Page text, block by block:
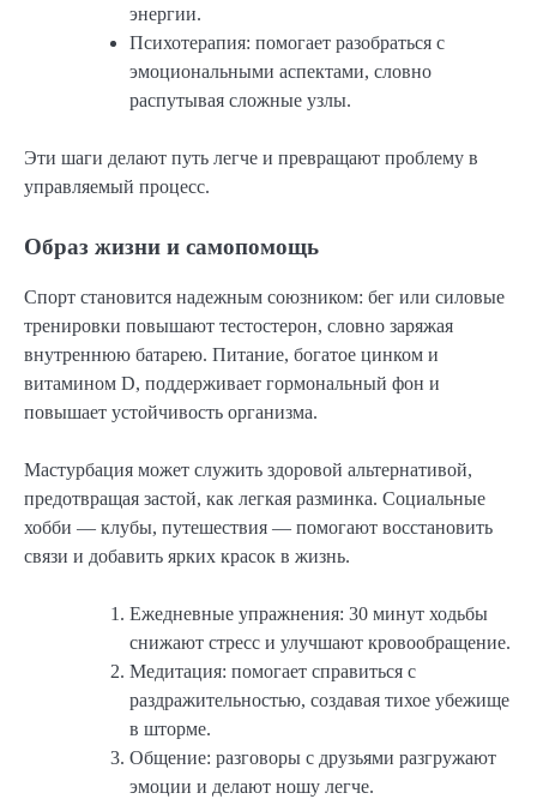
энергии.
Психотерапия: помогает разобраться с
эмоциональными аспектами, словно
распутывая сложные узлы.
Эти шаги делают путь легче и превращают проблему в
управляемый процесс.
Образ жизни и самопомощь
Спорт становится надежным союзником: бег или силовые
тренировки повышают тестостерон, словно заряжая
внутреннюю батарею. Питание, богатое цинком и
витамином D, поддерживает гормональный фон и
повышает устойчивость организма.
Мастурбация может служить здоровой альтернативой,
предотвращая застой, как легкая разминка. Социальные
хобби — клубы, путешествия — помогают восстановить
связи и добавить ярких красок в жизнь.
Ежедневные упражнения: 30 минут ходьбы
снижают стресс и улучшают кровообращение.
Медитация: помогает справиться с
раздражительностью, создавая тихое убежище
в шторме.
Общение: разговоры с друзьями разгружают
эмоции и делают ношу легче.